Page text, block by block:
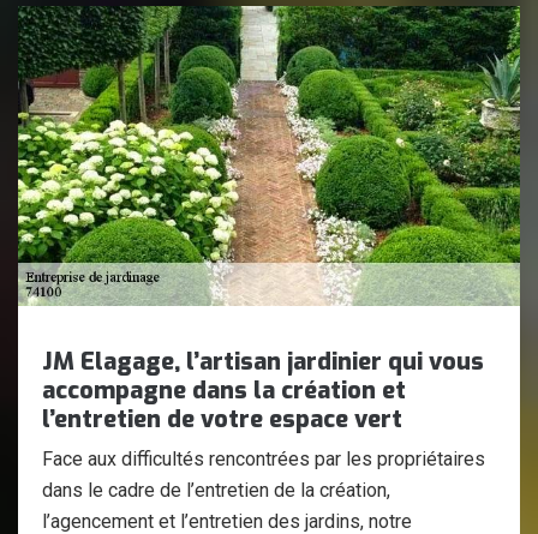
JM Elagage, l’artisan jardinier qui vous
accompagne dans la création et
l’entretien de votre espace vert
Face aux difficultés rencontrées par les propriétaires
dans le cadre de l’entretien de la création,
l’agencement et l’entretien des jardins, notre